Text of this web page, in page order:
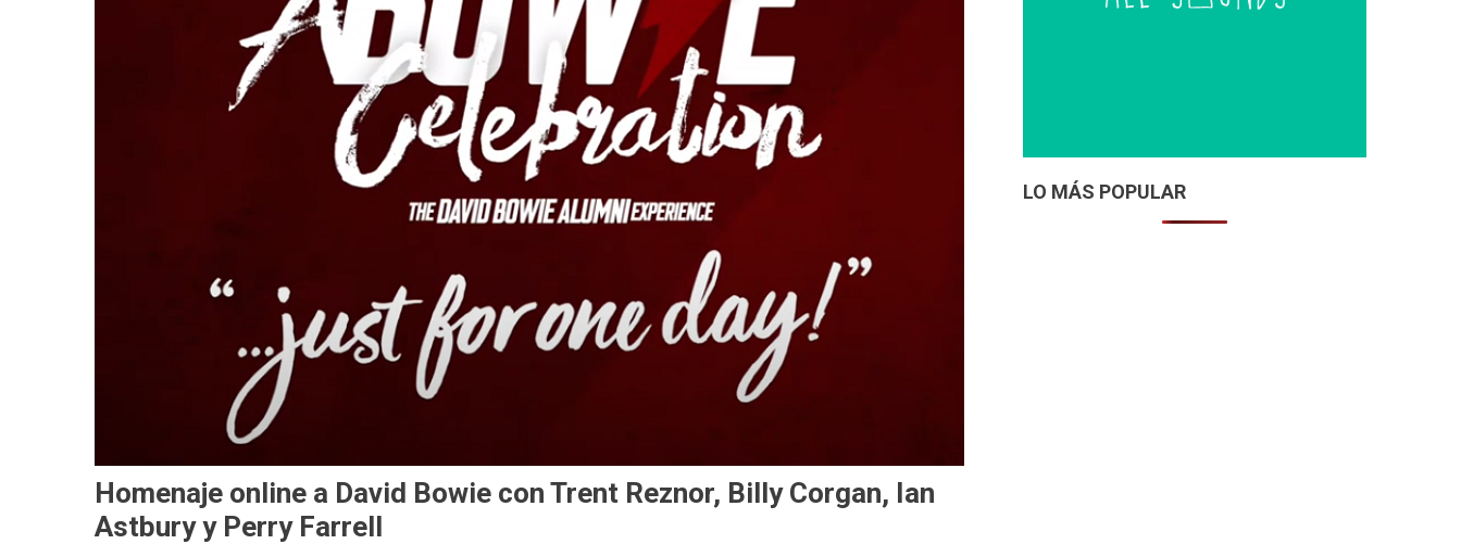
Homenaje online a David Bowie con Trent Reznor, Billy Corgan, Ian
Astbury y Perry Farrell
LO MÁS POPULAR